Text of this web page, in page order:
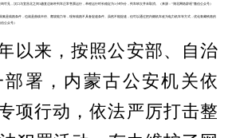
询可见，汉口与宜昌北之间3趟直达标杆列车正常售票运行，单程运行时长稳定为1小时9分，列车班次并未取消。（来源：“湖北网络辟谣”微信公众号）
素是线路条件，也就是曲线半径、爬坡能力等，现有线路不具备提速条件。虽然不能提速，但可以通过把内燃机车改为电力机车等方式，优化青藏铁路的
公众号）
以来，按照公安部、自治
部署，内蒙古公安机关依
项行动，依法严厉打击整